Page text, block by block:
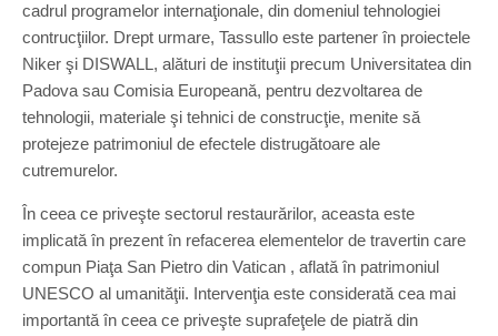
cadrul programelor internaţionale, din domeniul tehnologiei
contrucţiilor. Drept urmare, Tassullo este partener în proiectele
Niker şi DISWALL, alături de instituţii precum Universitatea din
Padova sau Comisia Europeană, pentru dezvoltarea de
tehnologii, materiale şi tehnici de construcţie, menite să
protejeze patrimoniul de efectele distrugătoare ale
cutremurelor.
În ceea ce priveşte sectorul restaurărilor, aceasta este
implicată în prezent în refacerea elementelor de travertin care
compun Piaţa San Pietro din Vatican , aflată în patrimoniul
UNESCO al umanităţii. Intervenţia este considerată cea mai
importantă în ceea ce priveşte suprafeţele de piatră din